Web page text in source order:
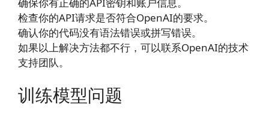
检查你的API请求是否符合OpenAI的要求。
确认你的代码没有语法错误或拼写错误。
如果以上解决方法都不行，可以联系OpenAI的技术
支持团队。
训练模型问题